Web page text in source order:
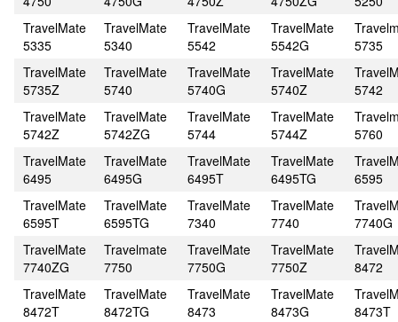
TravelMate
5335
TravelMate
5340
TravelMate
5542
TravelMate
5542G
5735
TravelMate
5735Z
TravelMate
5740
TravelMate
5740G
TravelMate
5740Z
5742
TravelMate
5742Z
TravelMate
5742ZG
TravelMate
5744
TravelMate
5744Z
5760
TravelMate
6495
TravelMate
6495G
TravelMate
6495T
TravelMate
6495TG
6595
TravelMate
6595T
TravelMate
6595TG
TravelMate
7340
TravelMate
7740
7740G
TravelMate
7740ZG
Travelmate
7750
TravelMate
7750G
TravelMate
7750Z
8472
TravelMate
8472T
TravelMate
8472TG
TravelMate
8473
TravelMate
8473G
8473T